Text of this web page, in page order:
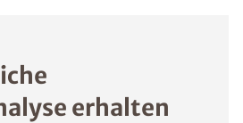
erhalten